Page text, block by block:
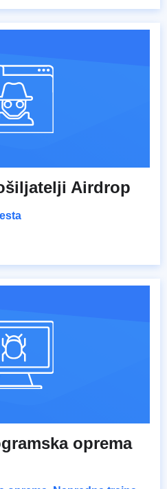
Airdrop
oprema